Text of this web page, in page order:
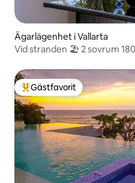
Ägarlägenhet i Vallarta
Vid stranden 🏖 2 sovrum
Populär gästfavorit
Gästfavorit